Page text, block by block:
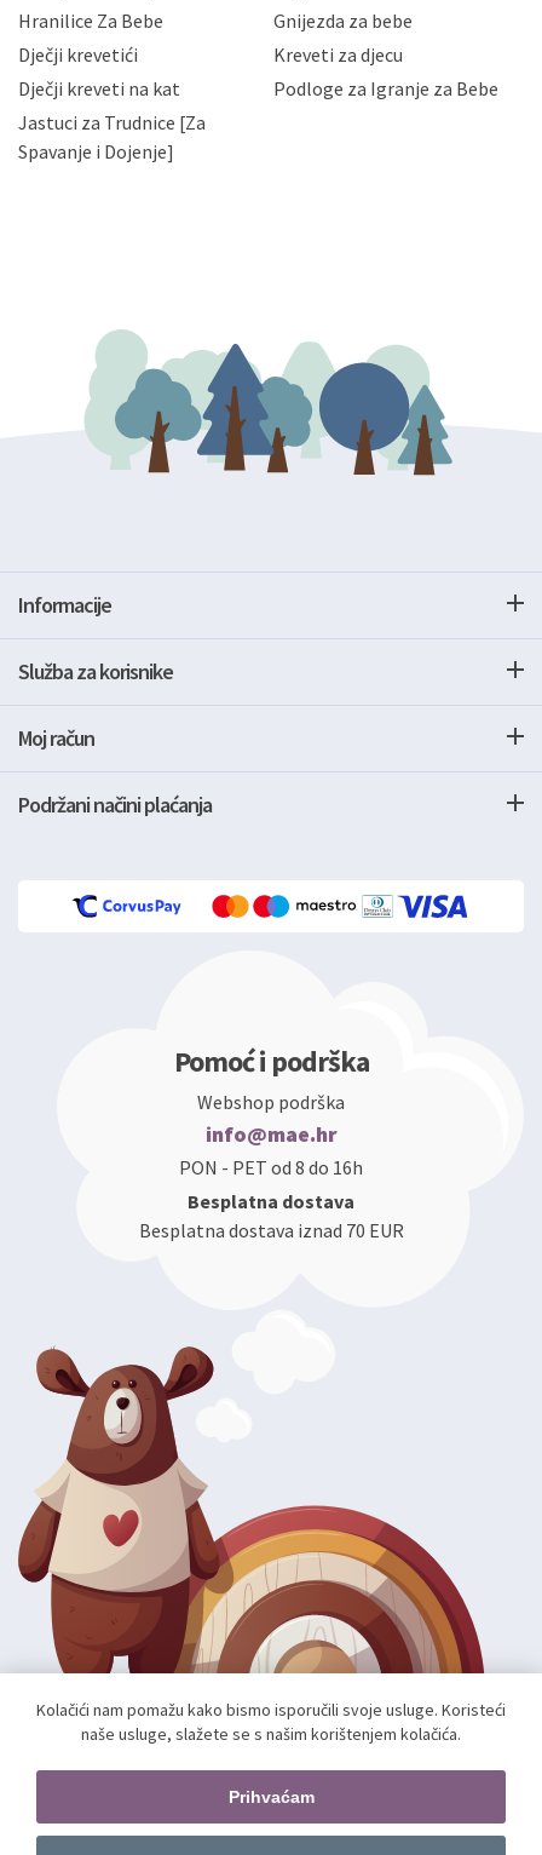
slučajevima koji su dozvoljeni zakonima. Napominjemo
da možete u svako doba, u potpunosti ili djelomice,
zatražiti prestanak aktivnosti obrade Vaših osobnih
podataka. Opoziv privole možete podnijeti poštom na
gore navedenu adresu ili e-mailom na adresu:
Hranilice Za Bebe
Gnijezda za bebe
Dječji krevetići
Kreveti za djecu
Dječji kreveti na kat
Podloge za Igranje za Bebe
Jastuci za Trudnice [Za
Spavanje i Dojenje]
Informacije
Služba za korisnike
Moj račun
Podržani načini plaćanja
Pomoć i podrška
Webshop podrška
info@mae.hr
PON - PET od 8 do 16h
Besplatna dostava
Besplatna dostava iznad 70 EUR
Pratite nas
Kolačići nam pomažu kako bismo isporučili svoje usluge. Koristeći
naše usluge, slažete se s našim korištenjem kolačića.
Prihvaćam